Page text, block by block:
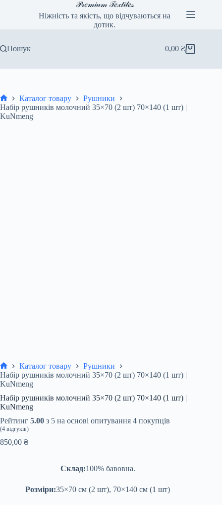
𝒫𝓇𝑒𝓂𝒾𝓊𝓂 𝒯𝑒𝓍𝓉𝒾𝓁𝑒𝓈
Ніжність та якість, що відчуваються на
дотик.
Пошук Кошик
0,00₴
Головна
Каталог товару
Рушники
Набір рушників молочний 35×70 (2 шт) 70×140 (1 шт) |
KuNmeng
Головна
Каталог товару
Рушники
Набір рушників молочний 35×70 (2 шт) 70×140 (1 шт) |
KuNmeng
Набір рушників молочний 35×70 (2 шт) 70×140 (1 шт) |
KuNmeng
Рейтинг 5.00 з 5 на основі опитування 4 покупців
(4 відгуків)
850,00 ₴
Склад:100% бавовна.
Розміри:35×70 см (2 шт), 70×140 см (1 шт)